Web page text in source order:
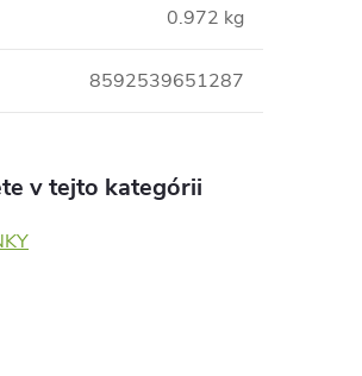
0.972 kg
8592539651287
v tejto kategórii